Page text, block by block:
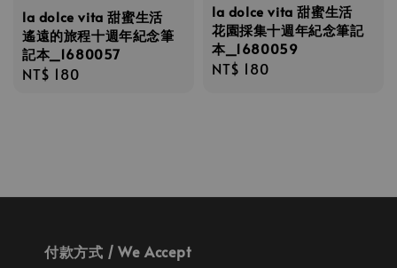
la dolce vita 甜蜜生活
遙遠的旅程十週年紀念筆
記本_1680057
Regular
NT$ 180
la dolce vita 甜蜜生活
花園採集十週年紀念筆記
本_1680059
Regular
NT$ 180
付款方式 / We Accept